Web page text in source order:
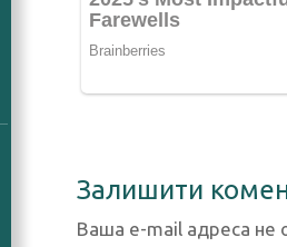
Залишити
Ваша e-mail адреса не